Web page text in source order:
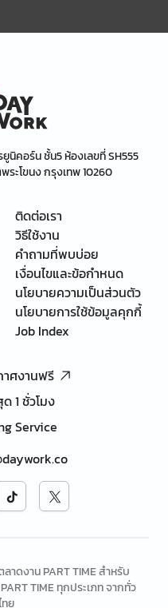
ยูนิคอร์น ชั้น5 ห้องเลขที่ SH555
ะโขนง กรุงเทพ 10260
ติดต่อเรา
วิธีใช้งาน
คำถามที่พบบ่อย
เงื่อนไขและข้อกำหนด
นโยบายความเป็นส่วนตัว
นโยบายการใช้ข้อมูลคุกกี้
Job Index
าศงานฟรี
1 ชั่วโมง
Service
ดงาน PART TIME สำหรับ
TIME ทุกประเภท จากทั่ว
ทย